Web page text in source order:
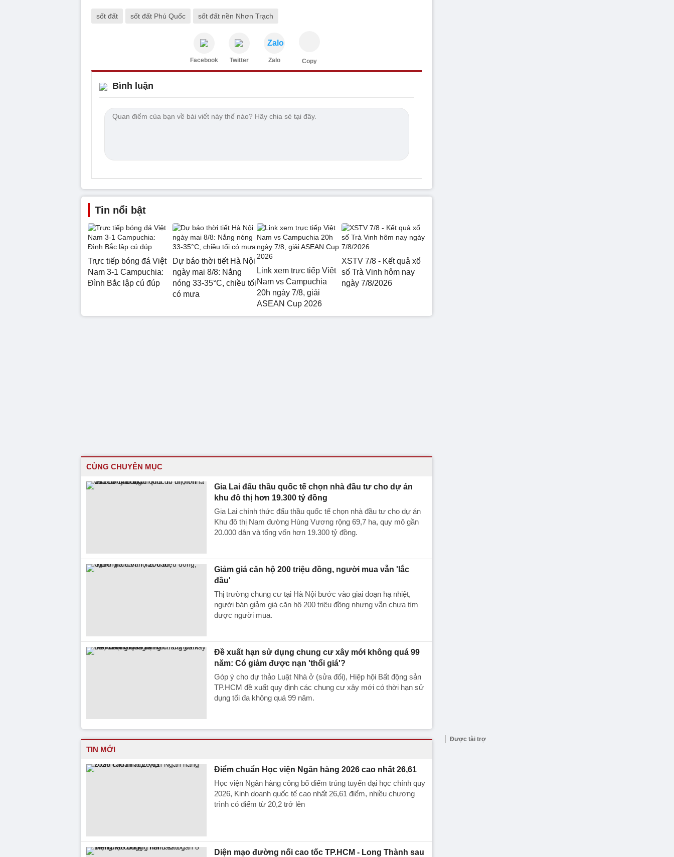
sốt đất sốt đất Phú Quốc sốt đất nền Nhơn Trạch
Facebook Twitter
Zalo
Zalo Copy
Bình luận
Tin nổi bật
Trực tiếp bóng đá Việt
Nam 3-1 Campuchia:
Đình Bắc lập cú đúp
Dự báo thời tiết Hà Nội
ngày mai 8/8: Nắng
nóng 33-35°C, chiều tối
có mưa
Link xem trực tiếp Việt
Nam vs Campuchia
20h ngày 7/8, giải
ASEAN Cup 2026
XSTV 7/8 - Kết quả xổ
số Trà Vinh hôm nay
ngày 7/8/2026
CÙNG CHUYÊN MỤC
Gia Lai đấu thầu quốc tế chọn nhà đầu tư cho dự án
khu đô thị hơn 19.300 tỷ đồng
Gia Lai chính thức đấu thầu quốc tế chọn nhà đầu tư cho dự án
Khu đô thị Nam đường Hùng Vương rộng 69,7 ha, quy mô gần
20.000 dân và tổng vốn hơn 19.300 tỷ đồng.
Giảm giá căn hộ 200 triệu đồng, người mua vẫn 'lắc
đầu'
Thị trường chung cư tại Hà Nội bước vào giai đoạn hạ nhiệt,
người bán giảm giá căn hộ 200 triệu đồng nhưng vẫn chưa tìm
được người mua.
Đề xuất hạn sử dụng chung cư xây mới không quá 99
năm: Có giảm được nạn 'thổi giá'?
Góp ý cho dự thảo Luật Nhà ở (sửa đổi), Hiệp hội Bất động sản
TP.HCM đề xuất quy định các chung cư xây mới có thời hạn sử
dụng tối đa không quá 99 năm.
TIN MỚI
Điểm chuẩn Học viện Ngân hàng 2026 cao nhất 26,61
Học viện Ngân hàng công bố điểm trúng tuyển đại học chính quy
2026, Kinh doanh quốc tế cao nhất 26,61 điểm, nhiều chương
trình có điểm từ 20,2 trở lên
Diện mạo đường nối cao tốc TP.HCM - Long Thành sau
Được tài trợ